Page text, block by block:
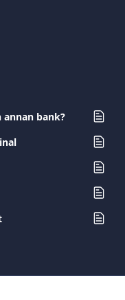
bank?